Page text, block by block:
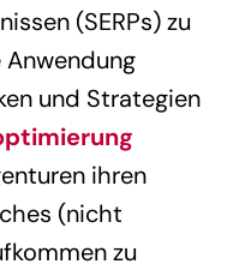
(SERPs) zu
und Strategien
ihren
(nicht
zu